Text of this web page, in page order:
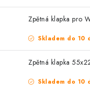
FILTRY
ODVLHČOVAČE
ZVLHČOVAČE
NAHŘÍVACÍ
Zpětná klapka pro
Skladem do 10
Zpětná klapka
Skladem do 10